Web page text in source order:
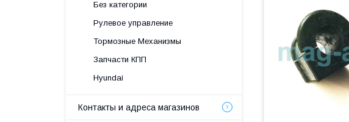
Без категории
Рулевое управление
Тормозные Механизмы
Запчасти КПП
Hyundai
Контакты и адреса магазинов